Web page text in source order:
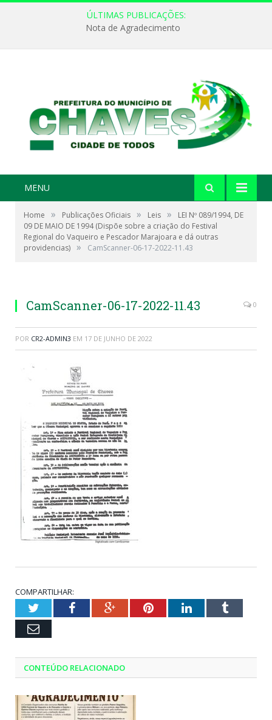
ÚLTIMAS PUBLICAÇÕES:
Nota de Agradecimento
MENU
Home » Publicações Oficiais » Leis »
LEI Nº 089/1994, DE
09 DE MAIO DE 1994 (Dispõe sobre a criação do Festival
Regional do Vaqueiro e Pescador Marajoara e dá outras
providencias) » CamScanner-06-17-2022-11.43
CamScanner-06-17-2022-11.43 0
POR CR2-ADMIN3 EM 17 DE JUNHO DE 2022
COMPARTILHAR:
TwitterFacebookGoogle+PinterestLinkedInTumblr
Email
CONTEÚDO RELACIONADO